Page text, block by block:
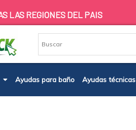
LAS REGIONES DEL PAIS
Ayudas para baño Ayudas técnicas